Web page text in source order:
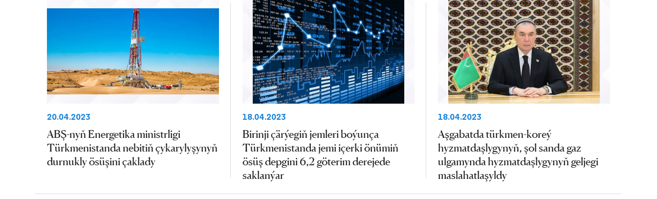
20.04.2023
ABŞ-nyň Energetika ministrligi
Türkmenistanda nebitiň çykarylyşynyň
durnukly ösüşini çaklady
18.04.2023
Birinji çärýegiň jemleri boýunça
Türkmenistanda jemi içerki önümiň
ösüş depgini 6,2 göterim derejede
saklanýar
18.04.2023
Aşgabatda türkmen-koreý
hyzmatdaşlygynyň, şol sanda gaz
ulgamynda hyzmatdaşlygynyň geljegi
maslahatlaşyldy